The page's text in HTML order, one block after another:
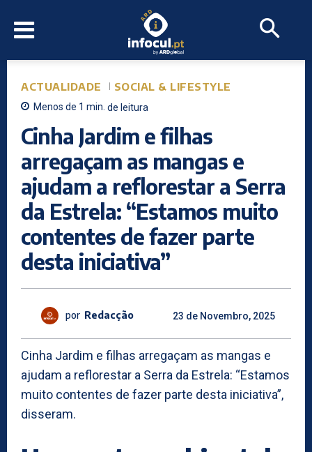
ACTUALIDADE SOCIAL & LIFESTYLE
Menos de 1 min. de leitura
Cinha Jardim e filhas
arregaçam as mangas e
ajudam a reflorestar a Serra
da Estrela: “Estamos muito
contentes de fazer parte
desta iniciativa”
por Redacção 23 de Novembro, 2025
Cinha Jardim e filhas arregaçam as mangas e
ajudam a reflorestar a Serra da Estrela: “Estamos
muito contentes de fazer parte desta iniciativa”,
disseram.